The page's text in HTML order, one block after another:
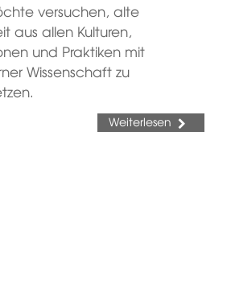
versuchen, alte
aus allen Kulturen,
und Praktiken mit
Wissenschaft zu
Weiterlesen